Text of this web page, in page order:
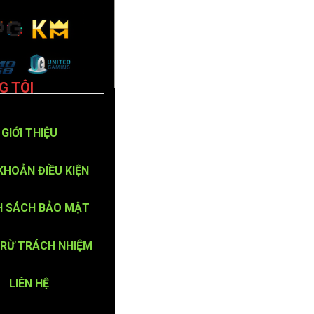
TÔI
GIỚI THIỆU
ĐIỀU KIỆN
SÁCH BẢO MẬT
TRÁCH NHIỆM
LIÊN HỆ